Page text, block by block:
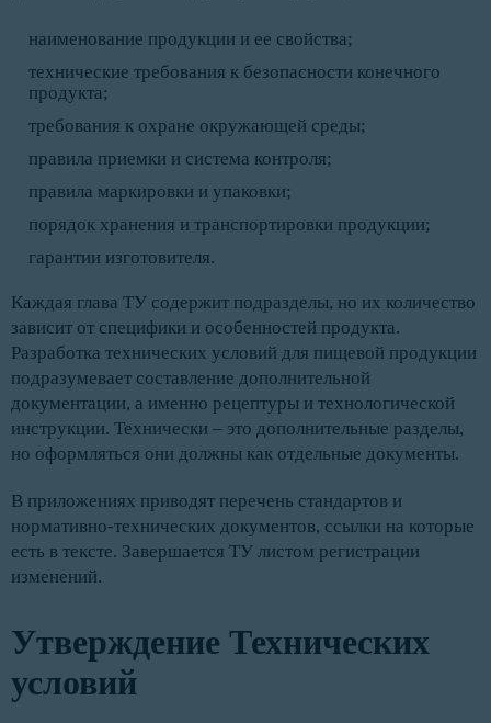
наименование продукции и ее свойства;
технические требования к безопасности конечного
продукта;
требования к охране окружающей среды;
правила приемки и система контроля;
правила маркировки и упаковки;
порядок хранения и транспортировки продукции;
гарантии изготовителя.
Каждая глава ТУ содержит подразделы, но их количество
зависит от специфики и особенностей продукта.
Разработка технических условий для пищевой продукции
подразумевает составление дополнительной
документации, а именно рецептуры и технологической
инструкции. Технически – это дополнительные разделы,
но оформляться они должны как отдельные документы.
В приложениях приводят перечень стандартов и
нормативно-технических документов, ссылки на которые
есть в тексте. Завершается ТУ листом регистрации
изменений.
Утверждение Технических
условий